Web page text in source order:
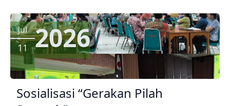
Jul
11 2026
Sosialisasi “Gerakan Pilah